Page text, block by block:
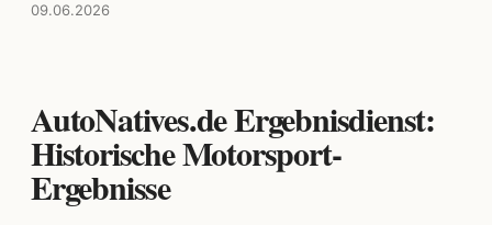
09.06.2026
AutoNatives.de Ergebnisdienst:
Historische Motorsport-
Ergebnisse